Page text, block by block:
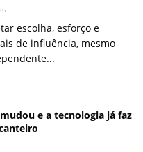
escolha, esforço e
de influência, mesmo
e a tecnologia já faz